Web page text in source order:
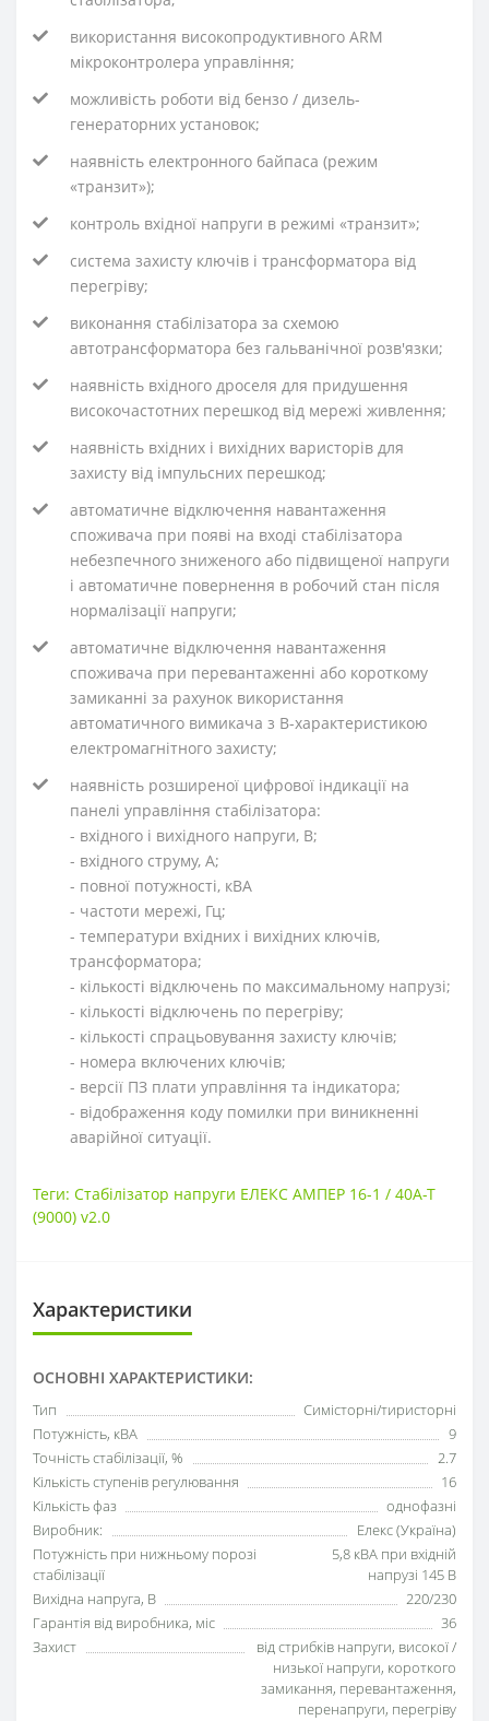
використання високопродуктивного ARM
мікроконтролера управління;
можливість роботи від бензо / дизель-
генераторних установок;
наявність електронного байпаса (режим
«транзит»);
контроль вхідної напруги в режимі «транзит»;
система захисту ключів і трансформатора від
перегріву;
виконання стабілізатора за схемою
автотрансформатора без гальванічної розв'язки;
наявність вхідного дроселя для придушення
високочастотних перешкод від мережі живлення;
наявність вхідних і вихідних варисторів для
захисту від імпульсних перешкод;
автоматичне відключення навантаження
споживача при появі на вході стабілізатора
небезпечного зниженого або підвищеної напруги
і автоматичне повернення в робочий стан після
нормалізації напруги;
автоматичне відключення навантаження
споживача при перевантаженні або короткому
замиканні за рахунок використання
автоматичного вимикача з В-характеристикою
електромагнітного захисту;
наявність розширеної цифрової індикації на
панелі управління стабілізатора:
- вхідного і вихідного напруги, В;
- вхідного струму, А;
- повної потужності, кВА
- частоти мережі, Гц;
- температури вхідних і вихідних ключів,
трансформатора;
- кількості відключень по максимальному напрузі;
- кількості відключень по перегріву;
- кількості спрацьовування захисту ключів;
- номера включених ключів;
- версії ПЗ плати управління та індикатора;
- відображення коду помилки при виникненні
аварійної ситуації.
Теги: Стабілізатор напруги ЕЛЕКС АМПЕР 16-1 / 40А-Т
(9000) v2.0
Характеристики
ОСНОВНІ ХАРАКТЕРИСТИКИ:
Тип
Симісторні/тиристорні
Потужність, кВА
9
Точність стабілізації, %
2.7
Кількість ступенів регулювання
16
Кількість фаз
однофазні
Виробник:
Елекс (Україна)
Потужність при нижньому порозі
стабілізації
5,8 кВА при вхідній
напрузі 145 В
Вихідна напруга, В
220/230
Гарантія від виробника, міс
36
Захист
від стрибків напруги, високої /
низької напруги, короткого
замикання, перевантаження,
перенапруги, перегріву